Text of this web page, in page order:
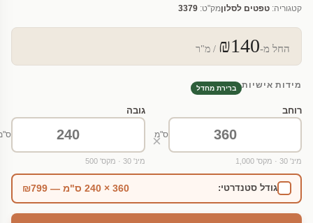
קטגוריה: טפטים לסלוןמק"ט: 3379
החל מ-₪140 / מ"ר
מידות אישיות ברירת מחדל
רוחב
ס"מ
מינ' 30 · מקס' 1,000
×
גובה
מינ' 30 · מקס' 500
גודל סטנדרטי: 360 × 240 ס"מ — ₪799